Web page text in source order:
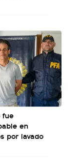
fue
en
por lavado